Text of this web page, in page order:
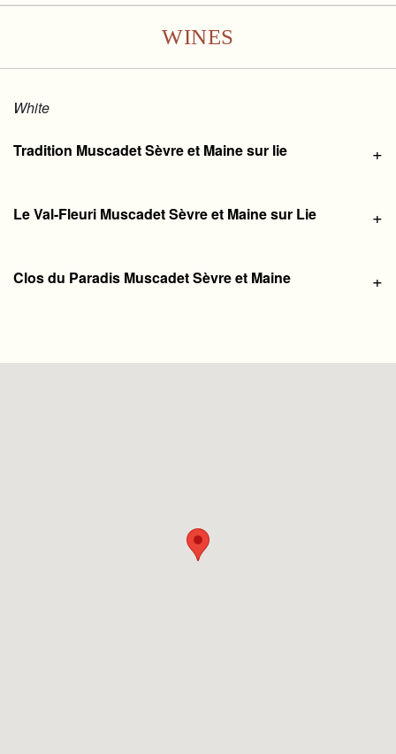
WINES
White
Tradition Muscadet Sèvre et Maine sur lie +
Le Val-Fleuri Muscadet Sèvre et Maine sur Lie +
Clos du Paradis Muscadet Sèvre et Maine +